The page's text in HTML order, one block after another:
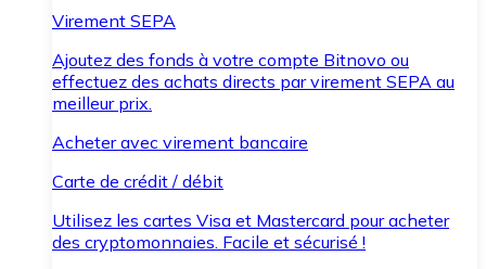
Virement SEPA
Ajoutez des fonds à votre compte Bitnovo ou
effectuez des achats directs par virement SEPA au
meilleur prix.
Acheter avec virement bancaire
Carte de crédit / débit
Utilisez les cartes Visa et Mastercard pour acheter
des cryptomonnaies. Facile et sécurisé !